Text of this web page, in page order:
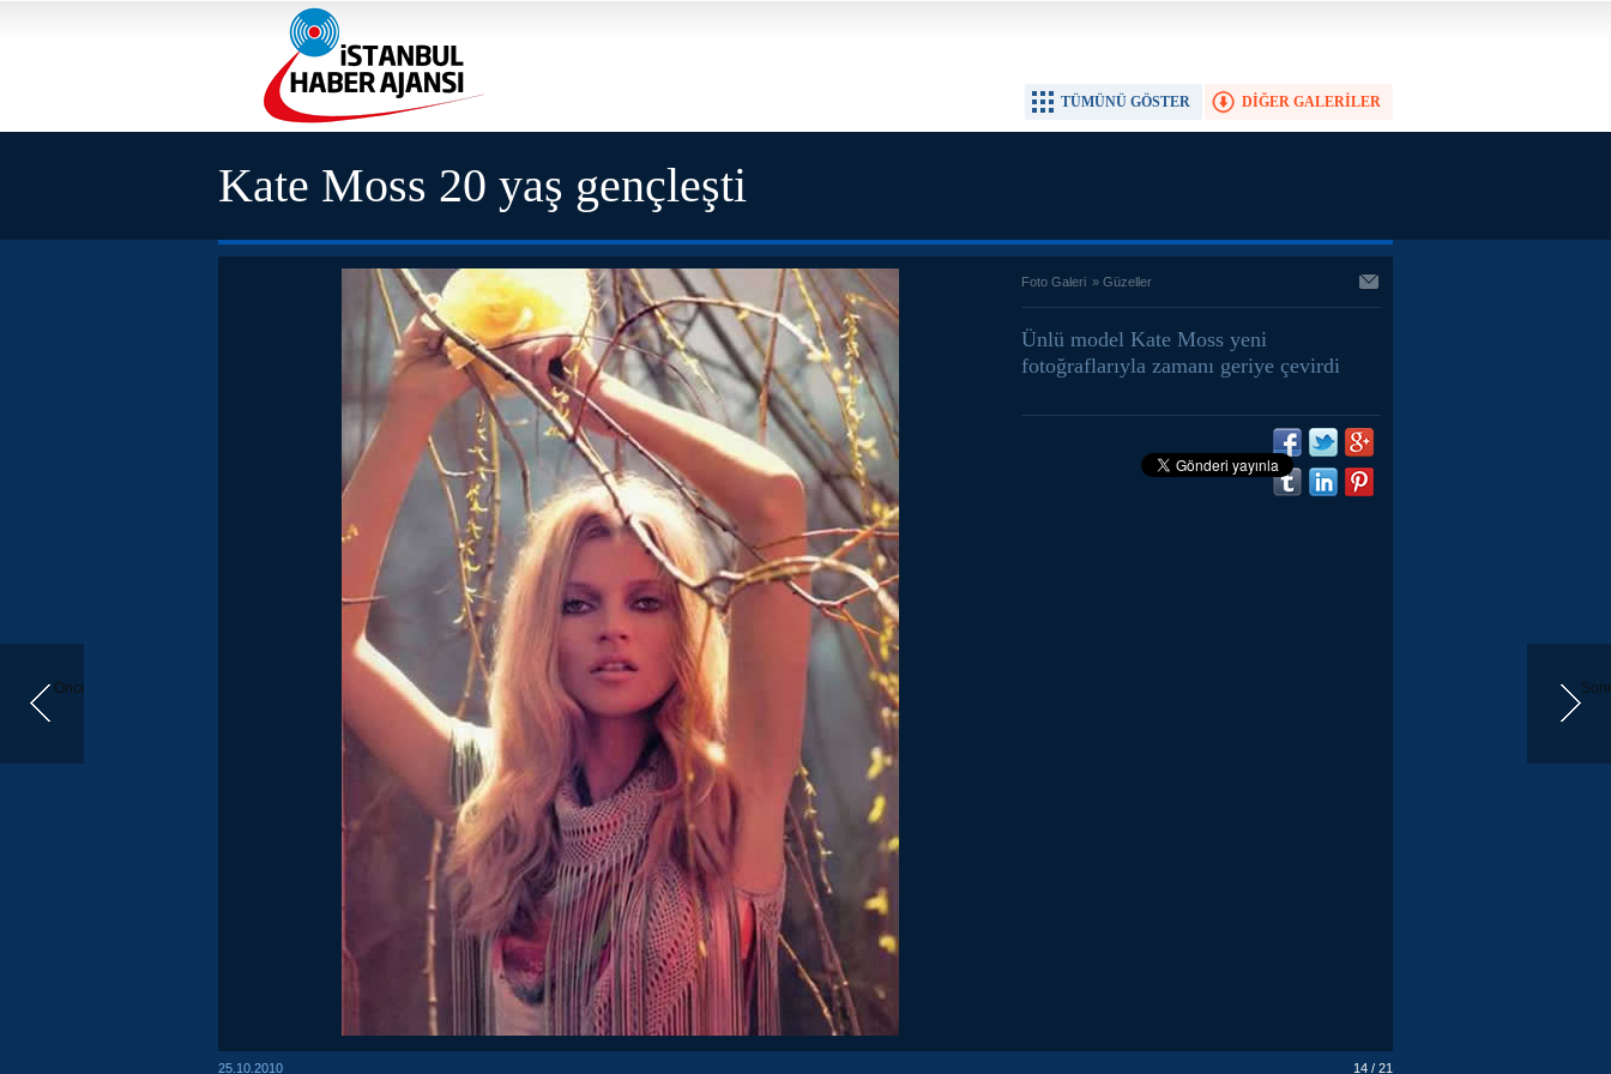
Önceki
DİĞER GALERİLER
TÜMÜNÜ GÖSTER
Kate Moss 20 yaş gençleşti
Foto Galeri » Güzeller
Ünlü model Kate Moss yeni
fotoğraflarıyla zamanı geriye çevirdi
25.10.2010 14 / 21